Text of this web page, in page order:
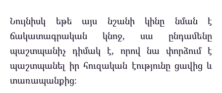
Նույնիսկ եթե այս նշանի կինը նման է
ճակատագրական կնոջ, սա ընդամենը
պաշտպանիչ դիմակ է, որով նա փորձում է
պաշտպանել իր հուզական էությունը ցավից և
տառապանքից։